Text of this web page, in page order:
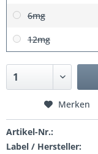
6mg
12mg
Merken
Artikel-Nr.:
Label / Hersteller: